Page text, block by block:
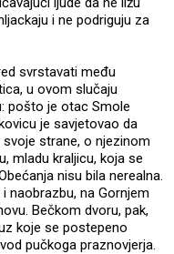
i ne podriguju za
svrstavati među
u ovom slučaju
pošto je otac Smole
je savjetovao da
strane, o njezinom
mladu kraljicu, koja se
nisu bila nerealna.
naobrazbu, na Gornjem
Bečkom dvoru, pak,
koje se postepeno
pučkoga praznovjerja.